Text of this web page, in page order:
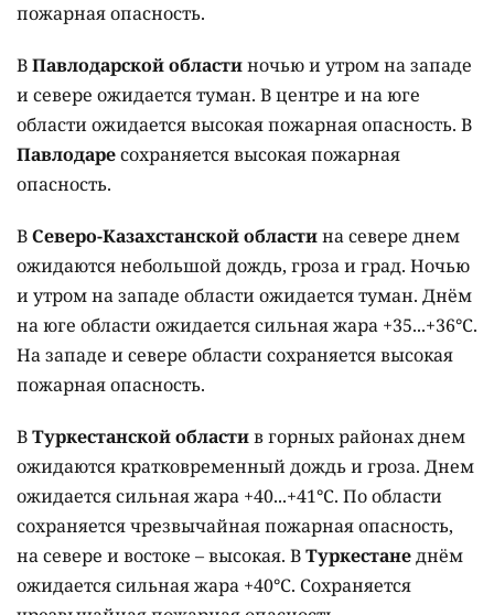
пожарная опасность.
ВПавлодарской областиночью и утром на западе
и севере ожидается туман. В центре и на юге
области ожидается высокая пожарная опасность. В
Павлодаресохраняется высокая пожарная
опасность.
ВСеверо-Казахстанской областина севере днем
ожидаются небольшой дождь, гроза и град. Ночью
и утром на западе области ожидается туман. Днём
на юге области ожидается сильная жара +35...+36°C.
На западе и севере области сохраняется высокая
пожарная опасность.
ВТуркестанской областив горных районах днем
ожидаются кратковременный дождь и гроза. Днем
ожидается сильная жара +40...+41°C. По области
сохраняется чрезвычайная пожарная опасность,
на севере и востоке – высокая. ВТуркестанеднём
ожидается сильная жара +40°C. Сохраняется